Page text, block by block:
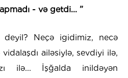
- və getdi... ”
deyil? Neçə igidimiz, necə
ailəsiylə, sevdiyi ilə,
ilə... İşğalda inildəyən